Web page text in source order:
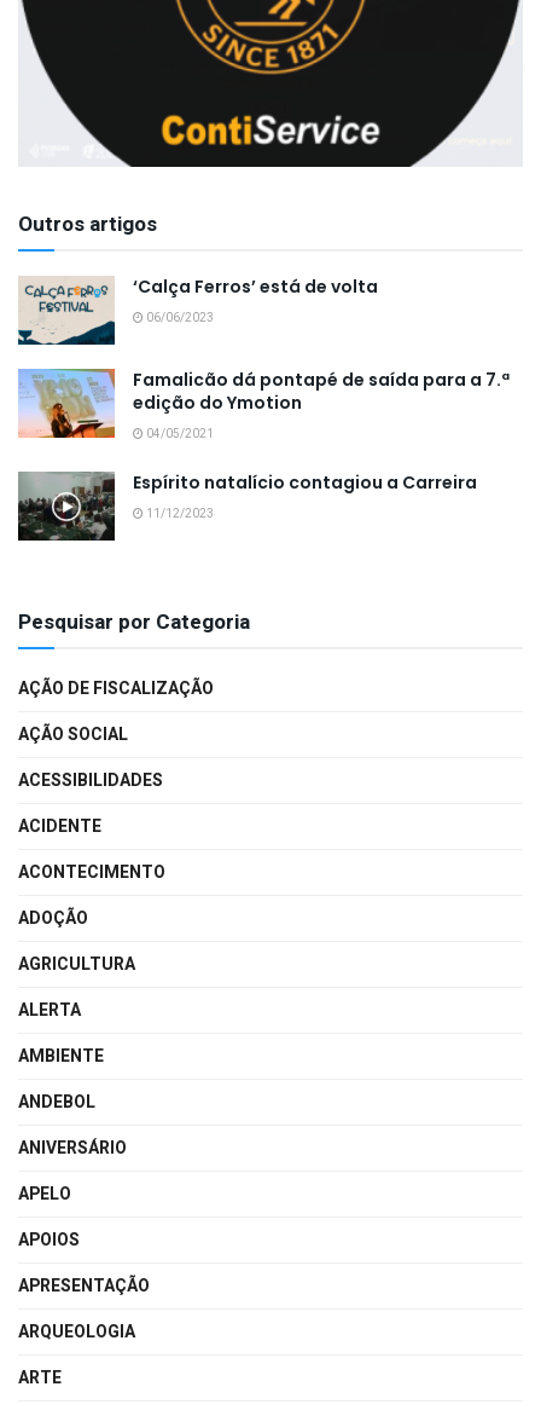
Outros artigos
‘Calça Ferros’ está de volta
06/06/2023
Famalicão dá pontapé de saída para a 7.ª
edição do Ymotion
04/05/2021
Espírito natalício contagiou a Carreira
11/12/2023
Pesquisar por Categoria
AÇÃO DE FISCALIZAÇÃO
AÇÃO SOCIAL
ACESSIBILIDADES
ACIDENTE
ACONTECIMENTO
ADOÇÃO
AGRICULTURA
ALERTA
AMBIENTE
ANDEBOL
ANIVERSÁRIO
APELO
APOIOS
APRESENTAÇÃO
ARQUEOLOGIA
ARTE